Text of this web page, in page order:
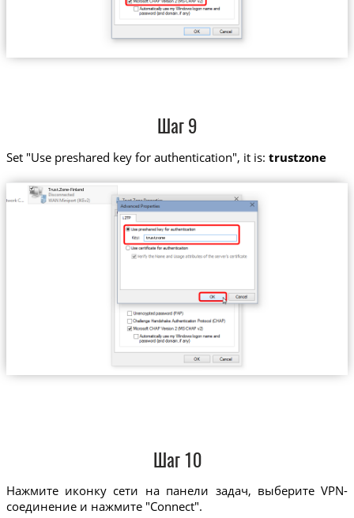
Шаг 9
Set "Use preshared key for authentication", it is: trustzone
Trust.Zone-Finland
trustzone
Шаг 10
Нажмите иконку сети на панели задач, выберите VPN-
соединение и нажмите "Connect".